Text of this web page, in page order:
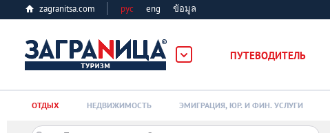
zagranitsa.com рус eng ข้อมูล
ПУТЕВОДИТЕЛЬ
ОТДЫХ НЕДВИЖИМОСТЬ ЭМИГРАЦИЯ, ЮР. И ФИН. УСЛУГИ